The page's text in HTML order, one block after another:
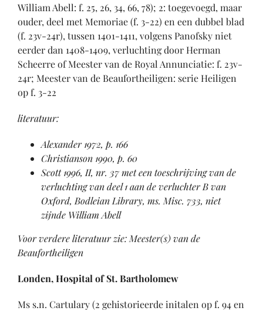
William Abell: f. 25, 26, 34, 66, 78); 2: toegevoegd, maar
ouder, deel met Memoriae (f. 3-22) en een dubbel blad
(f. 23v-24r), tussen 1401-1411, volgens Panofsky niet
eerder dan 1408-1409, verluchting door Herman
Scheerre of Meester van de Royal Annunciatie: f. 23v-
24r; Meester van de Beaufortheiligen: serie Heiligen
op f. 3-22
literatuur:
Alexander 1972, p. 166
Christianson 1990, p. 60
Scott 1996, II, nr. 37 met een toeschrijving van de
verluchting van deel 1 aan de verluchter B van
Oxford, Bodleian Library, ms. Misc. 733, niet
zijnde William Abell
Voor verdere literatuur zie: Meester(s) van de
Beaufortheiligen
Londen, Hospital of St. Bartholomew
Ms s.n. Cartulary (2 gehistorieerde initalen op f. 94 en